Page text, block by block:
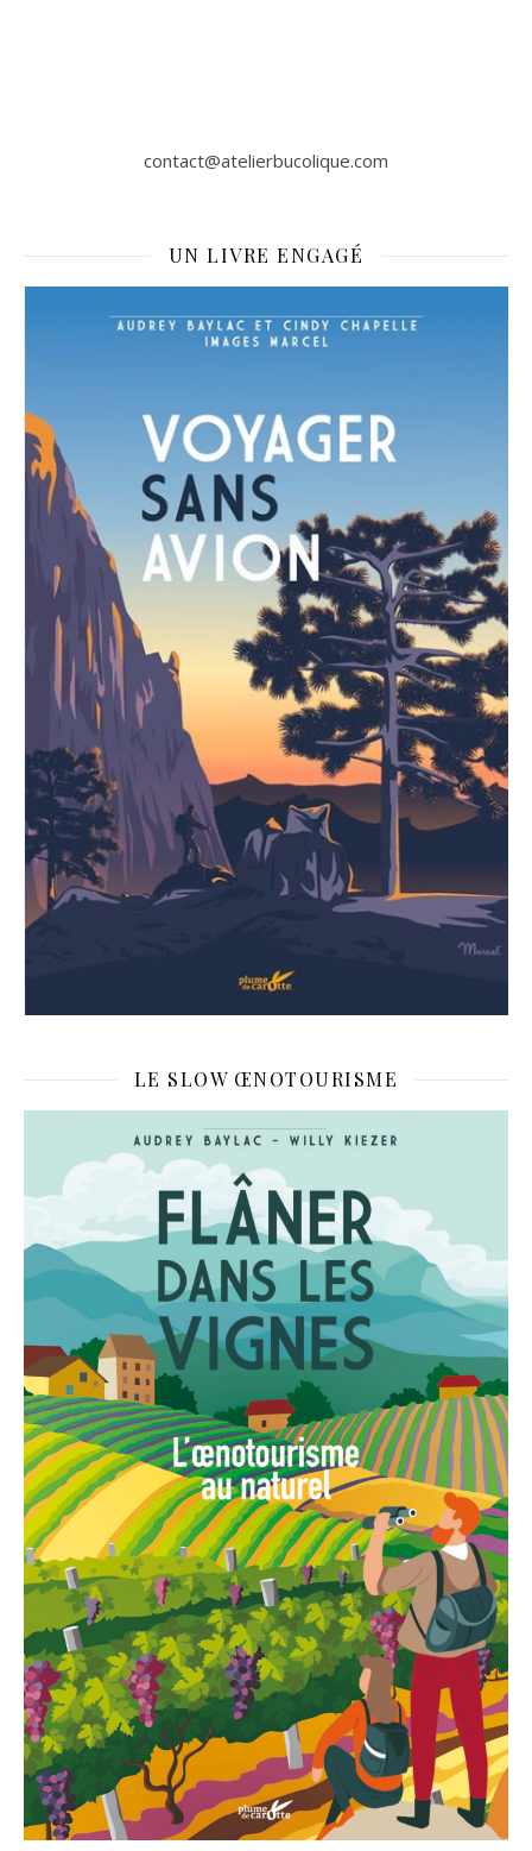
contact@atelierbucolique.com
UN LIVRE ENGAGÉ
LE SLOW ŒNOTOURISME